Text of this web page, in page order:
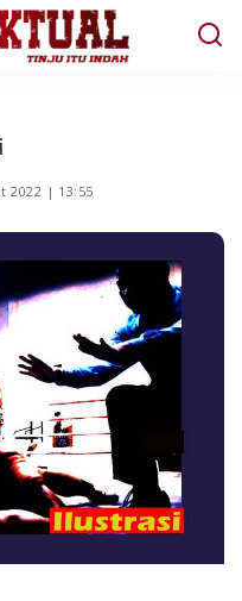
2022 | 13:55